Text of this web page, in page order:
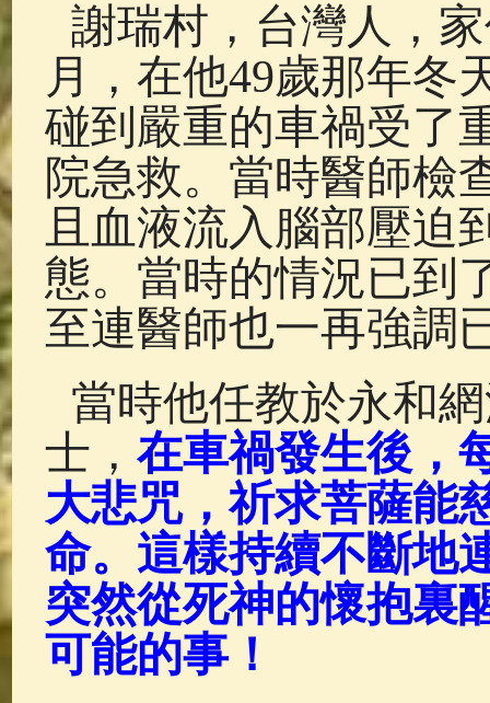
謝瑞村，台灣人，
月，在他49歲那年冬
碰到嚴重的車禍受了
院急救。當時醫師檢
且血液流入腦部壓迫
態。當時的情況已到
至連醫師也一再強調
當時他任教於永和
士， 在車禍發生後，
大悲咒，祈求菩薩能
命。這樣持續不斷地
突然從死神的懷抱裏
可能的事！